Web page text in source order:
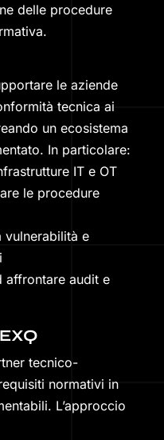
delle procedure
le aziende
tecnica ai
un ecosistema
In particolare:
IT e OT
le procedure
vulnerabilità e
affrontare audit e
tecnico-
normativi in
L’approccio